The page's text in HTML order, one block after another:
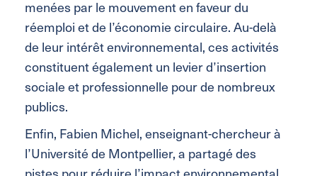
menées par le mouvement en faveur du
réemploi et de l’économie circulaire. Au-delà
de leur intérêt environnemental, ces activités
constituent également un levier d’insertion
sociale et professionnelle pour de nombreux
publics.
Enfin, Fabien Michel, enseignant-chercheur à
l’Université de Montpellier, a partagé des